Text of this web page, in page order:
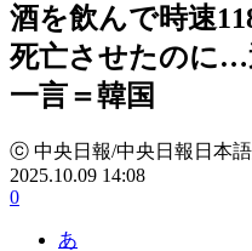
酒を飲んで時速
死亡させたのに…
一言＝韓国
ⓒ 中央日報/中央日報日本
2025.10.09 14:08
0
あ